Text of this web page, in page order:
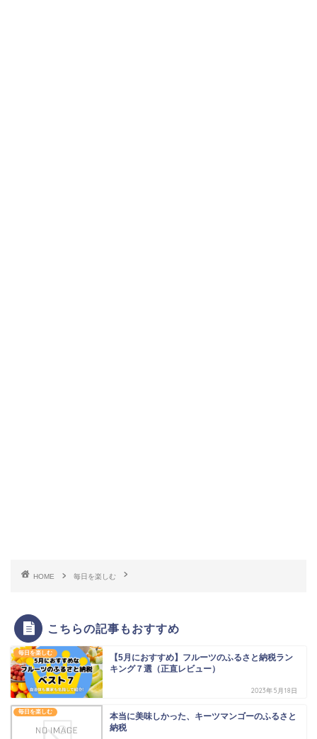
HOME 毎日を楽しむ
こちらの記事もおすすめ
毎日を楽しむ
【5月におすすめ】フルーツのふるさと納税ラン
キング７選（正直レビュー）
2023年5月18日
毎日を楽しむ
本当に美味しかった、キーツマンゴーのふるさと
納税